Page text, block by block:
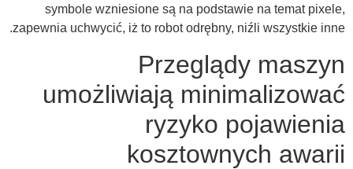
symbole wzniesione są na podstawie na temat pixele,
zapewnia uchwycić, iż to robot odrębny, niźli wszystkie inne.
Przeglądy maszyn
umożliwiają minimalizować
ryzyko pojawienia
kosztownych awarii